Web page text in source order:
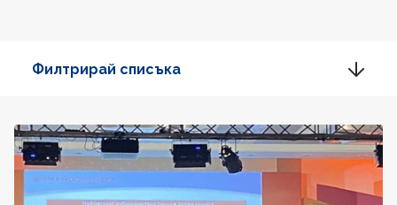
Филтрирай списъка